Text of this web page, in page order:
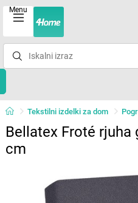
Menu
Tekstilni izdelki za dom
Bellatex Froté rjuha
cm